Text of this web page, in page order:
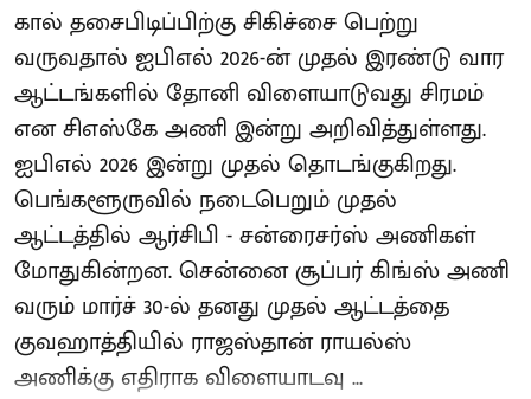
கால் தசைபிடிப்பிற்கு சிகிச்சை பெற்று
வருவதால் ஐபிஎல் 2026-ன் முதல் இரண்டு வார
ஆட்டங்களில் தோனி விளையாடுவது சிரமம்
என சிஎஸ்கே அணி இன்று அறிவித்துள்ளது.
ஐபிஎல் 2026 இன்று முதல் தொடங்குகிறது.
பெங்களூருவில் நடைபெறும் முதல்
ஆட்டத்தில் ஆர்சிபி - சன்ரைசர்ஸ் அணிகள்
மோதுகின்றன. சென்னை சூப்பர் கிங்ஸ் அணி
வரும் மார்ச் 30-ல் தனது முதல் ஆட்டத்தை
குவஹாத்தியில் ராஜஸ்தான் ராயல்ஸ்
அணிக்கு எதிராக விளையாடவு ...